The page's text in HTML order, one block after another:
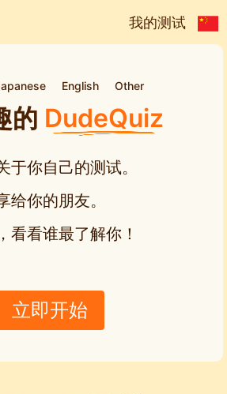
我的测试
English Other
的 DudeQuiz
于你自己的测试。
给你的朋友。
看看谁最了解你！
立即开始